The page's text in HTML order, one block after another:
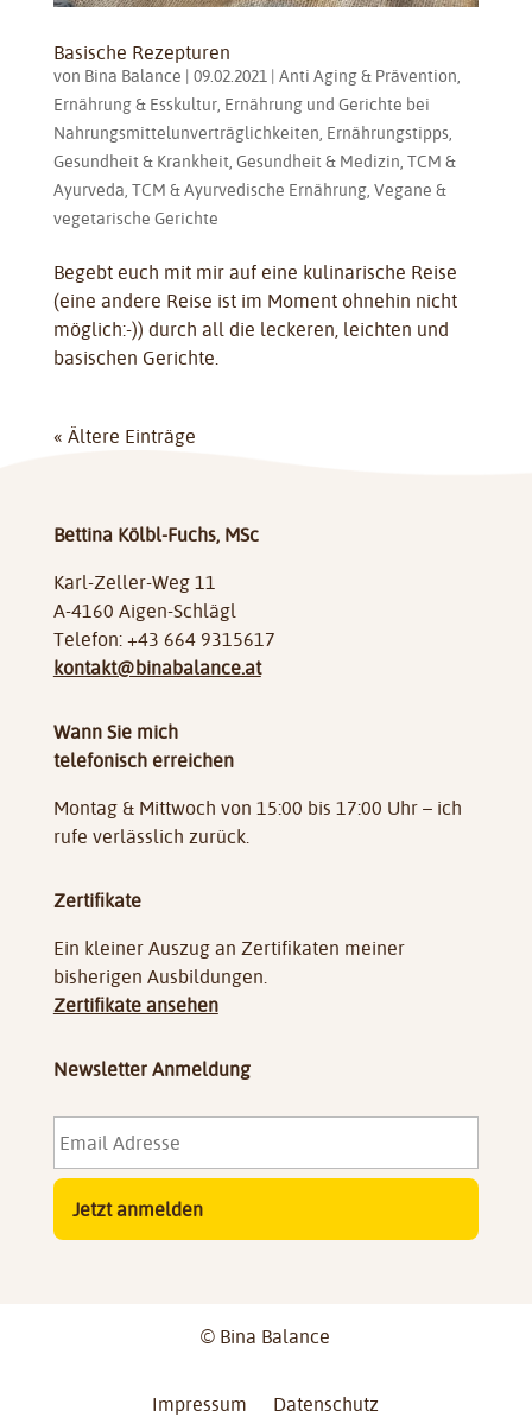
Basische Rezepturen
von Bina Balance | 09.02.2021| Anti Aging & Prävention,
Ernährung & Esskultur, Ernährung und Gerichte bei
Nahrungsmittelunverträglichkeiten, Ernährungstipps,
Gesundheit & Krankheit, Gesundheit & Medizin, TCM &
Ayurveda, TCM & Ayurvedische Ernährung, Vegane &
vegetarische Gerichte
Begebt euch mit mir auf eine kulinarische Reise
(eine andere Reise ist im Moment ohnehin nicht
möglich:-)) durch all die leckeren, leichten und
basischen Gerichte.
« Ältere Einträge
Bettina Kölbl-Fuchs, MSc
Karl-Zeller-Weg 11
A-4160 Aigen-Schlägl
Telefon: +43 664 9315617
kontakt@binabalance.at
Wann Sie mich
telefonisch erreichen
Montag & Mittwoch von 15:00 bis 17:00 Uhr – ich
rufe verlässlich zurück.
Zertifikate
Ein kleiner Auszug an Zertifikaten meiner
bisherigen Ausbildungen.
Zertifikate ansehen
Newsletter Anmeldung
Email
Adresse *
© Bina Balance
Impressum Datenschutz